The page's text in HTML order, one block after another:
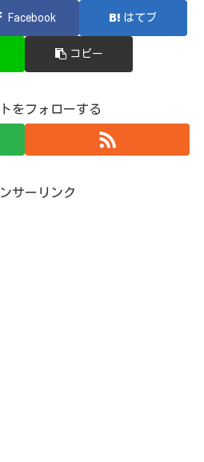
Facebook はてブ
コピー
をフォローする
サーリンク